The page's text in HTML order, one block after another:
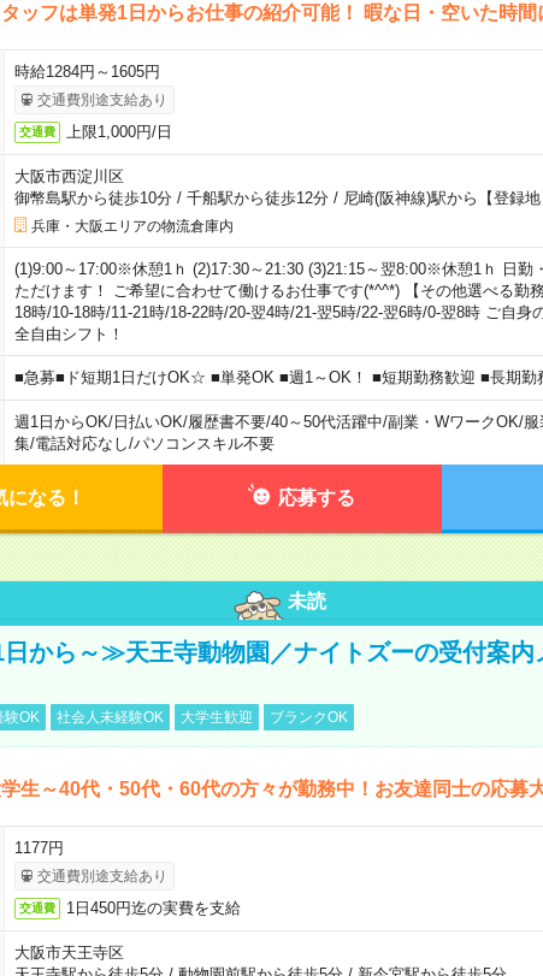
ッフは単発1日からお仕事の紹介可能！ 暇な日・空いた時
時給1284円～1605円
交通費別途支給あり
交通費 上限1,000円/日
大阪市西淀川区
御幣島駅から徒歩10分/ 千船駅から徒歩12分/ 尼崎(阪神線)駅から【登録
兵庫・大阪エリアの物流倉庫内
(1)9:00～17:00※休憩1ｈ (2)17:30～21:30 (3)21:15～翌8:00※休憩1ｈ 日勤
ただけます！ ご希望に合わせて働けるお仕事です(*^^*) 【その他選べる勤
18時/10-18時/11-21時/18-22時/20-翌4時/21-翌5時/22-翌6時/0-翌8時 ご自身
全自由シフト！
■急募■ド短期1日だけOK☆ ■単発OK ■週1～OK！ ■短期勤務歓迎 ■長期勤
週1日からOK/日払いOK/履歴書不要/40～50代活躍中/副業・WワークOK/服
集/電話対応なし/パソコンスキル不要
になる！ 応募する
未読
から～≫天王寺動物園／ナイトズーの受付案内
験OK 社会人未経験OK 大学生歓迎 ブランクOK
生～40代・50代・60代の方々が勤務中！お友達同士の応募
1177円
交通費別途支給あり
交通費 1日450円迄の実費を支給
大阪市天王寺区